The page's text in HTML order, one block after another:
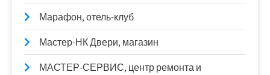
Марафон, отель-клуб
Мастер-НК Двери, магазин
МАСТЕР-СЕРВИС, центр ремонта и